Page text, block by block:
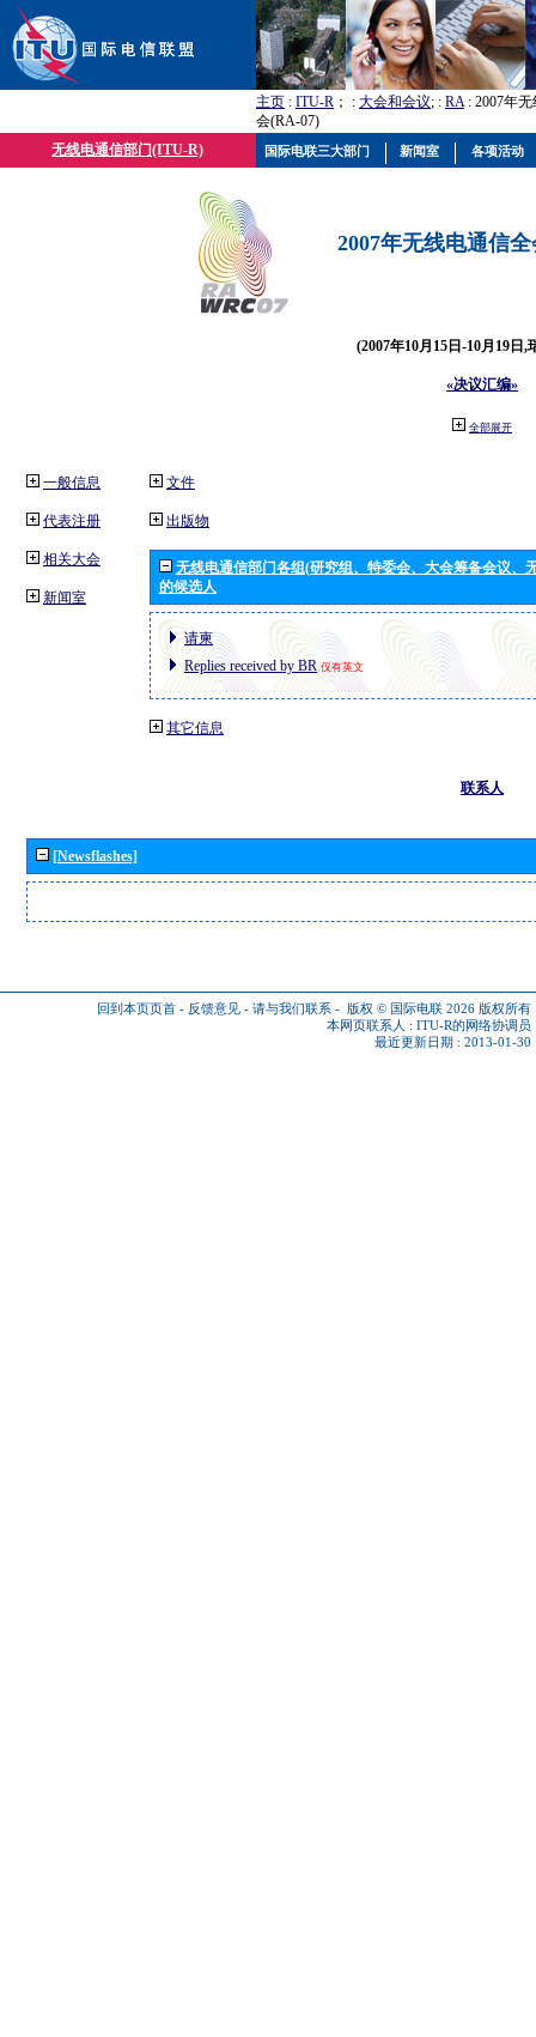
主页 : ITU-R ； : 大会和会议; : RA: 2007年
会(RA-07)
无线电通信部门(ITU-R)
2007年无线电通信
(2007年10月15日-10月19日,
«决议汇编»
全部展开
一般信息
代表注册
相关大会
新闻室
文件
出版物
无线电通信部门各组(研究组、特委会、大会筹备会议、
的候选人
请柬
Replies received by BR 仅有英文
其它信息
联系人
[Newsflashes]
回到本页页首 - 反馈意见 - 请与我们联系 - 版权 © 国际电联 2026 版权所有
本网页联系人 : ITU-R的网络协调员
最近更新日期 : 2013-01-30
国际电联三大部门 新闻室 各项活动